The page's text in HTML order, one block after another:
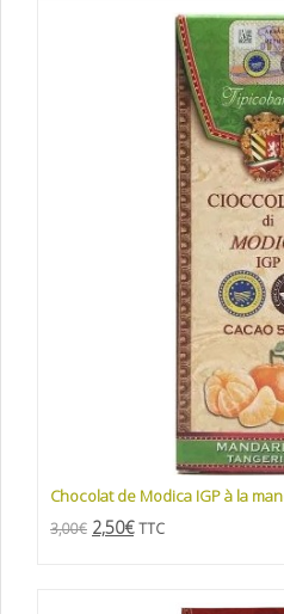
Chocolat de Modica IGP à la
3,00€ 2,50€ TTC